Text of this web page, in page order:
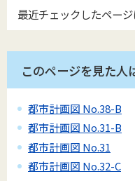
最近チェックしたページ
このページを見た人
都市計画図 No.38-B
都市計画図 No.31-B
都市計画図 No.31
都市計画図 No.32-C